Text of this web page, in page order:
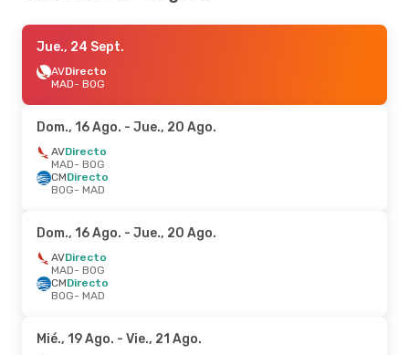
Jue., 24 Sept.
AVDirecto
MAD- BOG
Dom., 16 Ago. - Jue., 20 Ago.
AVDirecto
MAD- BOG
CMDirecto
BOG- MAD
Dom., 16 Ago. - Jue., 20 Ago.
AVDirecto
MAD- BOG
CMDirecto
BOG- MAD
Mié., 19 Ago. - Vie., 21 Ago.